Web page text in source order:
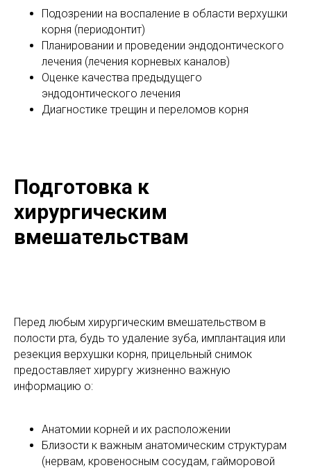
Подозрении на воспаление в области верхушки
корня (периодонтит)
Планировании и проведении эндодонтического
лечения (лечения корневых каналов)
Оценке качества предыдущего
эндодонтического лечения
Диагностике трещин и переломов корня
Подготовка к
хирургическим
вмешательствам
Перед любым хирургическим вмешательством в
полости рта, будь то удаление зуба, имплантация или
резекция верхушки корня, прицельный снимок
предоставляет хирургу жизненно важную
информацию о:
Анатомии корней и их расположении
Близости к важным анатомическим структурам
(нервам, кровеносным сосудам, гайморовой